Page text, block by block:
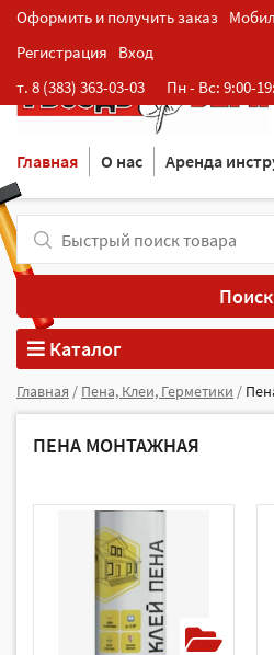
Оформить и получить заказ
Регистрация
Вход
т. 8 (383) 363-03-03
Пн - Вс: 9:00-
Главная О нас Аренда
Поиск
Каталог
Главная / Пена, Клеи, Герметики /
ПЕНА МОНТАЖНАЯ